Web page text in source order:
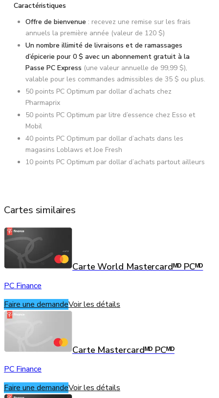
Caractéristiques
Offre de bienvenue : recevez une remise sur les frais
annuels la première année (valeur de 120 $)
Un nombre illimité de livraisons et de ramassages
d’épicerie pour 0 $ avec un abonnement gratuit à la
Passe PC Express (une valeur annuelle de 99,99 $),
valable pour les commandes admissibles de 35 $ ou plus.
50 points PC Optimum par dollar d’achats chez
Pharmaprix
50 points PC Optimum par litre d’essence chez Esso et
Mobil
40 points PC Optimum par dollar d’achats dans les
magasins Loblaws et Joe Fresh
10 points PC Optimum par dollar d’achats partout ailleurs
Cartes similaires
Carte World Mastercardᴹᴰ PCᴹᴰ
PC Finance
Faire une demandeVoir les détails
Carte Mastercardᴹᴰ PCᴹᴰ
PC Finance
Faire une demandeVoir les détails